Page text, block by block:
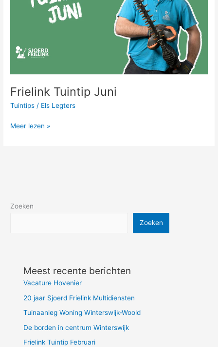
Frielink Tuintip Juni
Tuintips / Els Legters
Meer lezen »
Zoeken
Zoeken
Meest recente berichten
Vacature Hovenier
20 jaar Sjoerd Frielink Multidiensten
Tuinaanleg Woning Winterswijk-Woold
De borden in centrum Winterswijk
Frielink Tuintip Februari